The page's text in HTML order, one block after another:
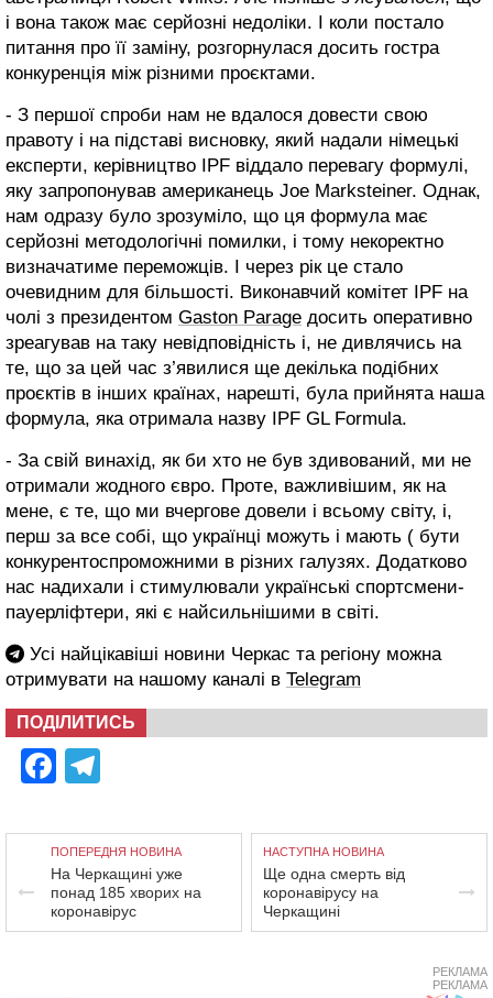
і вона також має серйозні недоліки. І коли постало
питання про її заміну, розгорнулася досить гостра
конкуренція між різними проєктами.
- З першої спроби нам не вдалося довести свою
правоту і на підставі висновку, який надали німецькі
експерти, керівництво IPF віддало перевагу формулі,
яку запропонував американець Joe Marksteiner. Однак,
нам одразу було зрозуміло, що ця формула має
серйозні методологічні помилки, і тому некоректно
визначатиме переможців. І через рік це стало
очевидним для більшості. Виконавчий комітет IPF на
чолі з президентом Gaston Parage досить оперативно
зреагував на таку невідповідність і, не дивлячись на
те, що за цей час з’явилися ще декілька подібних
проєктів в інших країнах, нарешті, була прийнята наша
формула, яка отримала назву IPF GL Formula.
- За свій винахід, як би хто не був здивований, ми не
отримали жодного євро. Проте, важливішим, як на
мене, є те, що ми вчергове довели і всьому світу, і,
перш за все собі, що українці можуть і мають ( бути
конкурентоспроможними в різних галузях. Додатково
нас надихали і стимулювали українські спортсмени-
пауерліфтери, які є найсильнішими в світі.
Усі найцікавіші новини Черкас та регіону можна
отримувати на нашому каналі в Telegram
ПОДІЛИТИСЬ
Facebook
ПОПЕРЕДНЯ НОВИНА
На Черкащині уже
понад 185 хворих на
коронавірус
НАСТУПНА НОВИНА
Ще одна смерть від
коронавірусу на
Черкащині
РЕКЛАМА
РЕКЛАМА